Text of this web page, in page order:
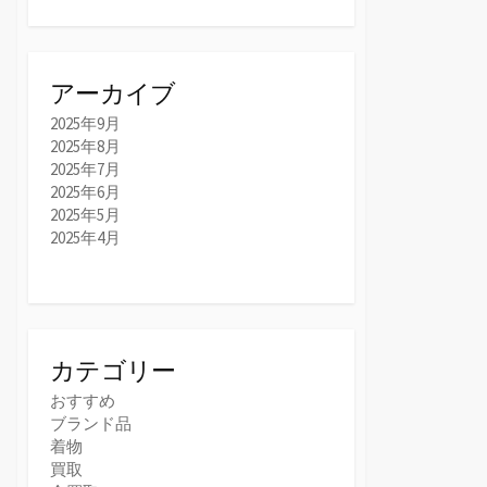
アーカイブ
2025年9月
2025年8月
2025年7月
2025年6月
2025年5月
2025年4月
カテゴリー
おすすめ
ブランド品
着物
買取